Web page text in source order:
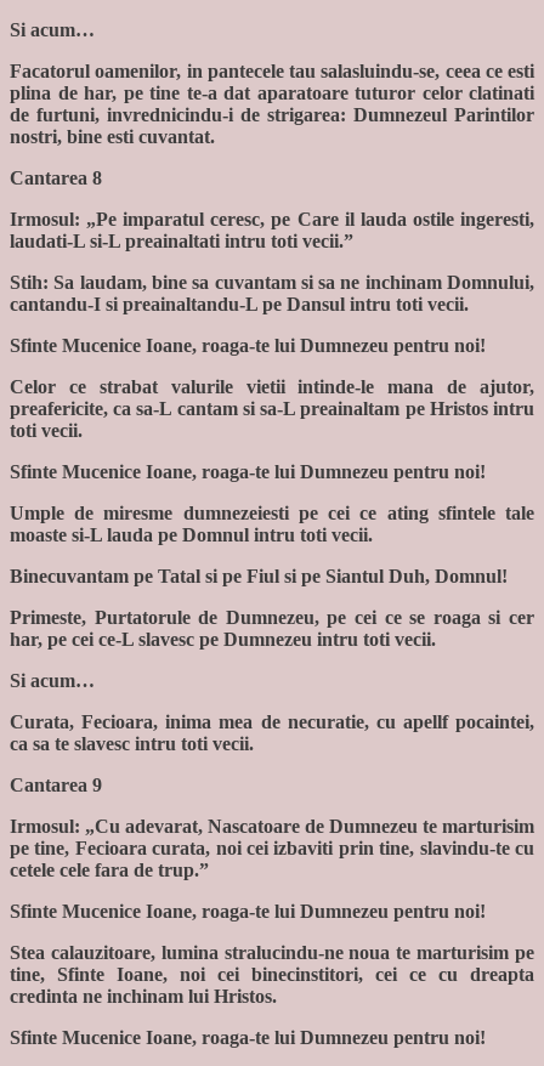
Si acum…
Facatorul oamenilor, in pantecele tau salasluindu-se, ceea ce esti
plina de har, pe tine te-a dat aparatoare tuturor celor clatinati
de furtuni, invrednicindu-i de strigarea: Dumnezeul Parintilor
nostri, bine esti cuvantat.
Cantarea 8
Irmosul: „Pe imparatul ceresc, pe Care il lauda ostile ingeresti,
laudati-L si-L preainaltati intru toti vecii.”
Stih: Sa laudam, bine sa cuvantam si sa ne inchinam Domnului,
cantandu-I si preainaltandu-L pe Dansul intru toti vecii.
Sfinte Mucenice Ioane, roaga-te lui Dumnezeu pentru noi!
Celor ce strabat valurile vietii intinde-le mana de ajutor,
preafericite, ca sa-L cantam si sa-L preainaltam pe Hristos intru
toti vecii.
Sfinte Mucenice Ioane, roaga-te lui Dumnezeu pentru noi!
Umple de miresme dumnezeiesti pe cei ce ating sfintele tale
moaste si-L lauda pe Domnul intru toti vecii.
Binecuvantam pe Tatal si pe Fiul si pe Siantul Duh, Domnul!
Primeste, Purtatorule de Dumnezeu, pe cei ce se roaga si cer
har, pe cei ce-L slavesc pe Dumnezeu intru toti vecii.
Si acum…
Curata, Fecioara, inima mea de necuratie, cu apellf pocaintei,
ca sa te slavesc intru toti vecii.
Cantarea 9
Irmosul: „Cu adevarat, Nascatoare de Dumnezeu te marturisim
pe tine, Fecioara curata, noi cei izbaviti prin tine, slavindu-te cu
cetele cele fara de trup.”
Sfinte Mucenice Ioane, roaga-te lui Dumnezeu pentru noi!
Stea calauzitoare, lumina stralucindu-ne noua te marturisim pe
tine, Sfinte Ioane, noi cei binecinstitori, cei ce cu dreapta
credinta ne inchinam lui Hristos.
Sfinte Mucenice Ioane, roaga-te lui Dumnezeu pentru noi!